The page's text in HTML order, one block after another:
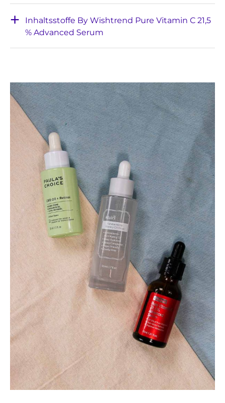
Inhaltsstoffe By Wishtrend Pure Vitamin C 21,5
% Advanced Serum